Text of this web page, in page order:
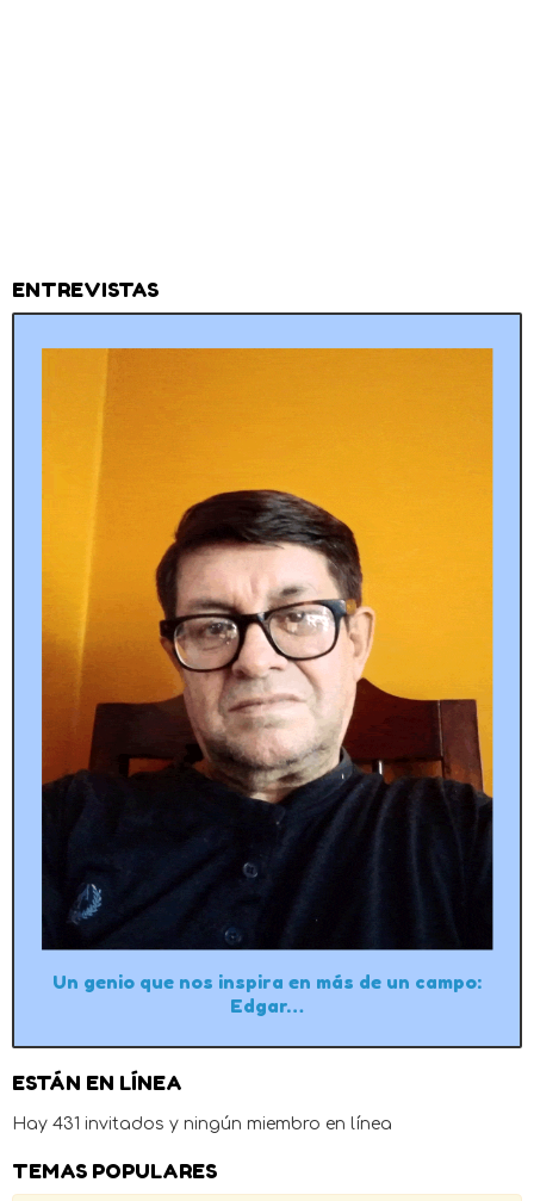
ENTREVISTAS
Un genio que nos inspira en más de un campo:
Edgar…
ESTÁN EN LÍNEA
Hay 431 invitados y ningún miembro en línea
TEMAS POPULARES